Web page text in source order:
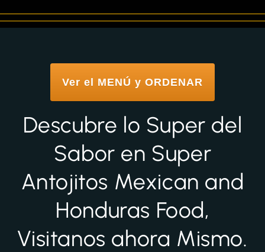
Ver el MENÚ y ORDENAR
Descubre lo Super del
Sabor en Super
Antojitos Mexican and
Honduras Food,
Visitanos ahora Mismo.